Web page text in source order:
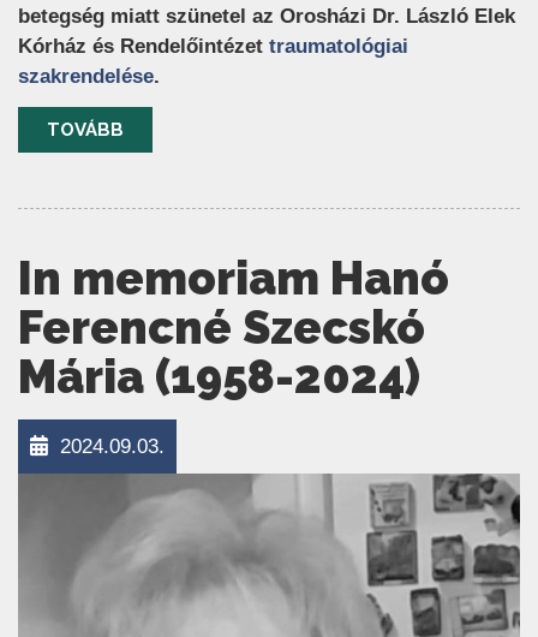
betegség miatt szünetel az Orosházi Dr. László Elek
Kórház és Rendelőintézet traumatológiai
szakrendelése(új ablakban nyílik meg)
.
TOVÁBB
In memoriam Hanó
Ferencné Szecskó
Mária (1958-2024)
2024.09.03.